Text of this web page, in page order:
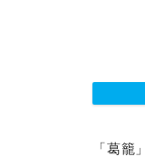
「葛籠